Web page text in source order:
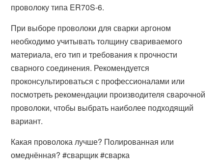
проволоку типа ER70S-6.
При выборе проволоки для сварки аргоном
необходимо учитывать толщину свариваемого
материала, его тип и требования к прочности
сварного соединения. Рекомендуется
проконсультироваться с профессионалами или
посмотреть рекомендации производителя сварочной
проволоки, чтобы выбрать наиболее подходящий
вариант.
Какая проволока лучше? Полированная или
омеднённая? #сварщик #сварка